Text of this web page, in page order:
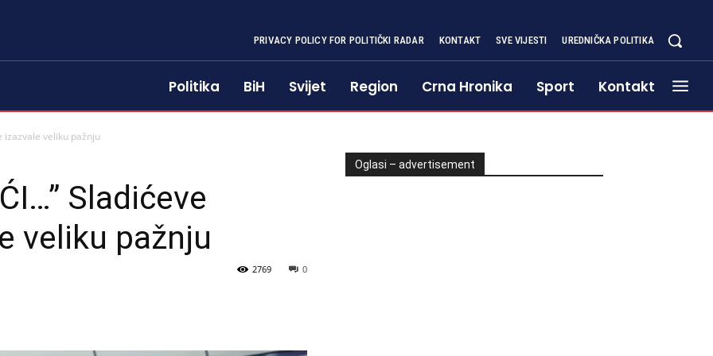
PRIVACY POLICY FOR POLITIČKI RADAR KONTAKT SVE VIJESTI UREDNIČKA POLITIKA
Politika BiH Svijet Region Crna Hronika Sport Kontakt
izazvale veliku pažnju
Sladićeve
veliku pažnju
0
2769
Oglasi – advertisement